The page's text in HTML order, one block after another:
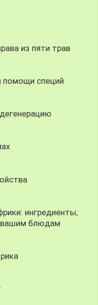
из пяти трав
помощи специй
ингредиенты,
вашим блюдам